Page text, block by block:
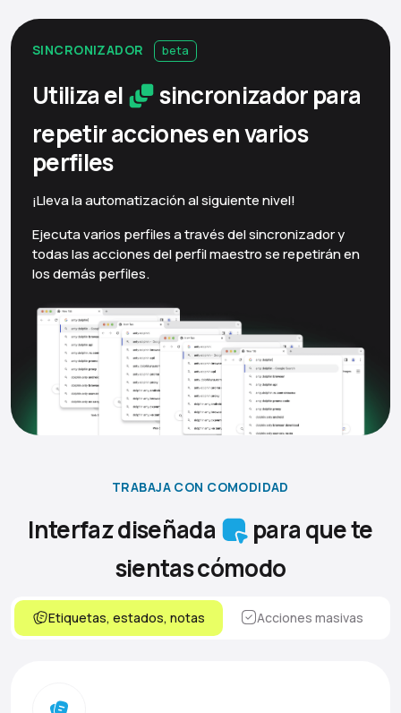
SINCRONIZADOR beta
Utiliza el
sincronizador para
repetir acciones en varios
perfiles
¡Lleva la automatización al siguiente nivel!
Ejecuta varios perfiles a través del sincronizador y
todas las acciones del perfil maestro se repetirán en
los demás perfiles.
TRABAJA CON COMODIDAD
Interfaz diseñada
para que te
sientas cómodo
Etiquetas, estados, notas Acciones masivas